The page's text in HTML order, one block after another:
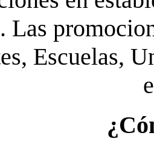
Las
Escuelas,